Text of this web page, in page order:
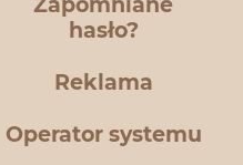
hasło?
Reklama
Operator systemu